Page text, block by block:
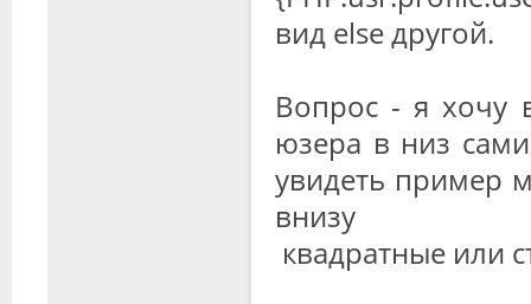
вид else другой.
Вопрос - я хочу
юзера в низ
увидеть пример
квадратные или